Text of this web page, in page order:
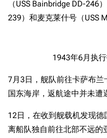
（USS Bainbridge DD-246
239）和麦克莱什号（USS
1943年6月执
7月3日，舰队前往卡萨布
国东海岸，返航途中并未遭
12日，在收到舰载机发现
离船队独自前往北部不远的